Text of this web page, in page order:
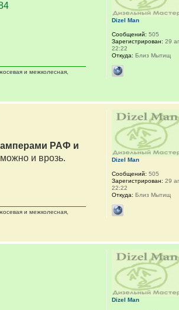
и межколесная,
Dizel Man
Сообщений: 505
Зарегистрирован: 29
22:22
Откуда: Близ Мытищ
РАФ и
и врозь.
и межколесная,
Dizel Man
Сообщений: 505
Зарегистрирован: 29
22:22
Откуда: Близ Мытищ
Dizel Man